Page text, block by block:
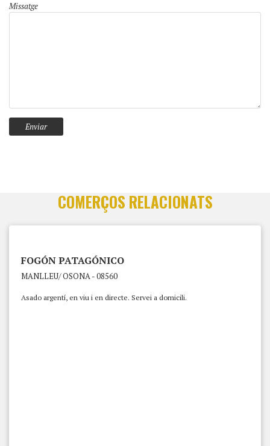
Missatge
COMERÇOS RELACIONATS
FOGÓN PATAGÓNICO
MANLLEU/ OSONA - 08560
Asado argentí, en viu i en directe. Servei a domicili.